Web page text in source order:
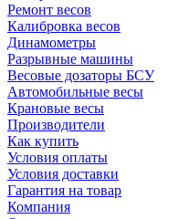
Ремонт весов
Калибровка весов
Динамометры
Разрывные машины
Весовые дозаторы БСУ
Автомобильные весы
Крановые весы
Производители
Как купить
Условия оплаты
Условия доставки
Гарантия на товар
Компания